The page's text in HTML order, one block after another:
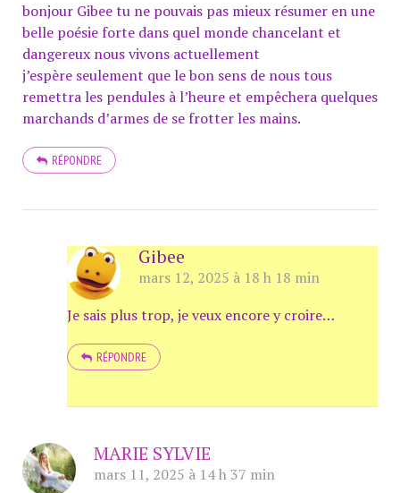
bonjour Gibee tu ne pouvais pas mieux résumer en une
belle poésie forte dans quel monde chancelant et
dangereux nous vivons actuellement
j’espère seulement que le bon sens de nous tous
remettra les pendules à l’heure et empêchera quelques
marchands d’armes de se frotter les mains.
RÉPONDRE
Gibee
mars 12, 2025 à 18 h 18 min
Je sais plus trop, je veux encore y croire…
RÉPONDRE
MARIE SYLVIE
mars 11, 2025 à 14 h 37 min